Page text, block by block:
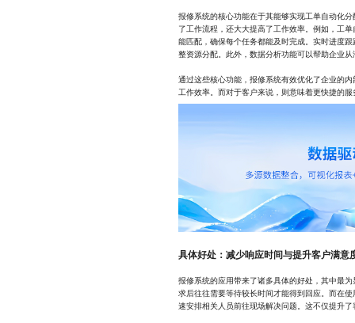
报修系统的核心功能在于其能够实现工单自动化
了工作流程，还大大提高了工作效率。例如，工
能匹配，确保每个任务都能及时完成。实时进度
整资源分配。此外，数据分析功能可以帮助企业
通过这些核心功能，报修系统有效优化了企业的
具体好处：减少响应时间与提升客户满意
报修系统的应用带来了诸多具体的好处，其中最
求后往往需要等待较长时间才能得到回应。而在
速安排相关人员前往现场解决问题。这不仅提升